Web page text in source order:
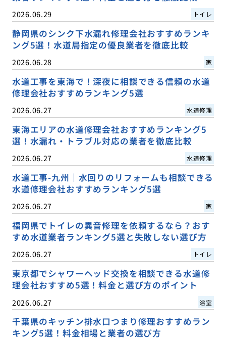
2026.06.29 トイレ
静岡県のシンク下水漏れ修理会社おすすめランキ
ング5選！水道局指定の優良業者を徹底比較
2026.06.28 家
水道工事を東海で！深夜に相談できる信頼の水道
修理会社おすすめランキング5選
2026.06.27 水道修理
東海エリアの水道修理会社おすすめランキング5
選！水漏れ・トラブル対応の業者を徹底比較
2026.06.27 水道修理
水道工事-九州｜水回りのリフォームも相談できる
水道修理会社おすすめランキング5選
2026.06.27 家
福岡県でトイレの異音修理を依頼するなら？おす
すめ水道業者ランキング5選と失敗しない選び方
2026.06.27 トイレ
東京都でシャワーヘッド交換を相談できる水道修
理会社おすすめ5選！料金と選び方のポイント
2026.06.27 浴室
千葉県のキッチン排水口つまり修理おすすめラン
キング5選！料金相場と業者の選び方